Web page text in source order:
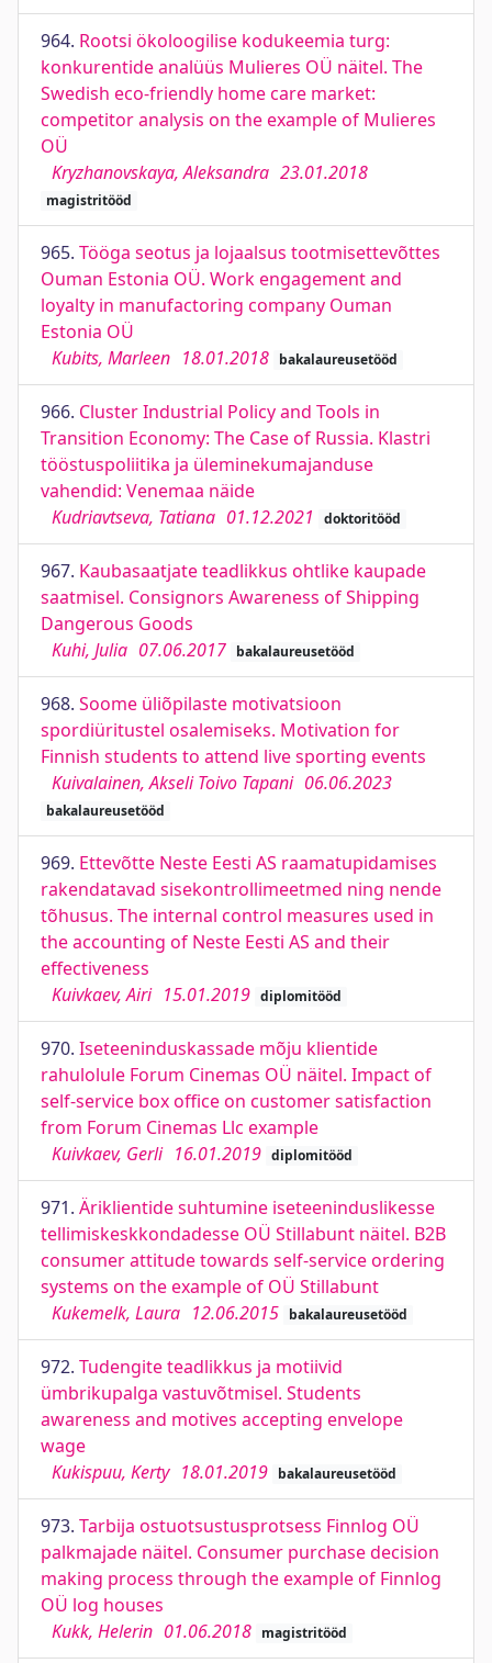
964. Rootsi ökoloogilise kodukeemia turg:
konkurentide analüüs Mulieres OÜ näitel. The
Swedish eco-friendly home care market:
competitor analysis on the example of Mulieres
OÜ
Kryzhanovskaya, Aleksandra 23.01.2018
magistritööd
965. Tööga seotus ja lojaalsus tootmisettevõttes
Ouman Estonia OÜ. Work engagement and
loyalty in manufactoring company Ouman
Estonia OÜ
Kubits, Marleen 18.01.2018 bakalaureusetööd
966. Cluster Industrial Policy and Tools in
Transition Economy: The Case of Russia. Klastri
tööstuspoliitika ja üleminekumajanduse
vahendid: Venemaa näide
Kudriavtseva, Tatiana 01.12.2021 doktoritööd
967. Kaubasaatjate teadlikkus ohtlike kaupade
saatmisel. Consignors Awareness of Shipping
Dangerous Goods
Kuhi, Julia 07.06.2017 bakalaureusetööd
968. Soome üliõpilaste motivatsioon
spordiüritustel osalemiseks. Motivation for
Finnish students to attend live sporting events
Kuivalainen, Akseli Toivo Tapani 06.06.2023
bakalaureusetööd
969. Ettevõtte Neste Eesti AS raamatupidamises
rakendatavad sisekontrollimeetmed ning nende
tõhusus. The internal control measures used in
the accounting of Neste Eesti AS and their
effectiveness
Kuivkaev, Airi 15.01.2019 diplomitööd
970. Iseteeninduskassade mõju klientide
rahulolule Forum Cinemas OÜ näitel. Impact of
self-service box office on customer satisfaction
from Forum Cinemas Llc example
Kuivkaev, Gerli 16.01.2019 diplomitööd
971. Äriklientide suhtumine iseteeninduslikesse
tellimiskeskkondadesse OÜ Stillabunt näitel. B2B
consumer attitude towards self-service ordering
systems on the example of OÜ Stillabunt
Kukemelk, Laura 12.06.2015 bakalaureusetööd
972. Tudengite teadlikkus ja motiivid
ümbrikupalga vastuvõtmisel. Students
awareness and motives accepting envelope
wage
Kukispuu, Kerty 18.01.2019 bakalaureusetööd
973. Tarbija ostuotsustusprotsess Finnlog OÜ
palkmajade näitel. Consumer purchase decision
making process through the example of Finnlog
OÜ log houses
Kukk, Helerin 01.06.2018 magistritööd